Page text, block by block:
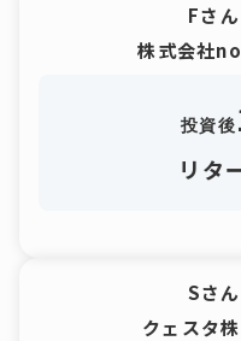
Fさん
株式会社
投資後
リタ
Sさん
クェスタ